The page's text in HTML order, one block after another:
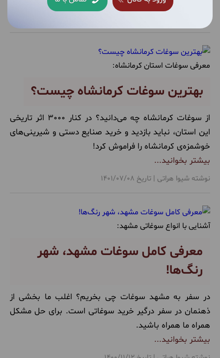
معرفی سوغات استان کرمانشاه:
بهترین سوغات کرمانشاه چیست؟
از سوغات کرمانشاه چه می‌دانید؟ در کنار 3000 اثر تاریخی
این استان، نباید بازدید و خرید صنایع دستی و شیرینی‌های
خوشمزه‌ی کرمانشاه را فراموش کرد!
بیشتر بخوانید...
نوشته شیوا هراتی | تاریخ 1401/07/08
آشنایی با انواع سوغاتی مشهد:
معرفی کامل سوغات مشهد، شهر
رنگ‌ها!
در سفر به مشهد سوغات چی بخریم؟ اغلب ما بخشی از
ذهنمان در سفر درگیر خرید سوغاتی است. برای حل مشکل
همراه ما همراه باشید.
بیشتر بخوانید...